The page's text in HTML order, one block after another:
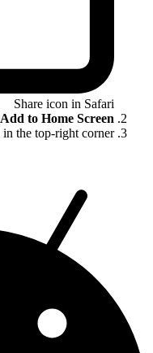
Share icon in Safari
Add to Home Screen
in the top-right corner.